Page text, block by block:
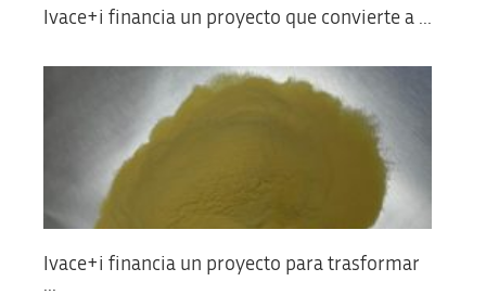
Ivace+i financia un proyecto que convierte a ...
Ivace+i financia un proyecto para trasformar